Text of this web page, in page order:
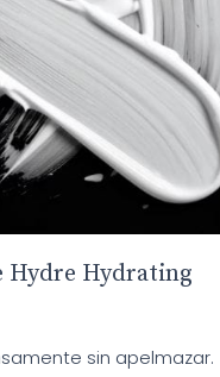
Hydre Hydrating
sin apelmazar.